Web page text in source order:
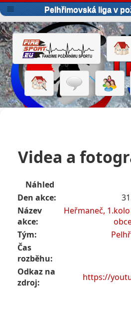
Pelhřimovská liga v
Videa a
Náhled
Den akce:
Název
akce:
Heřmaneč, 1.kolo
Tým:
Čas
rozběhu:
Odkaz na
zdroj:
https://